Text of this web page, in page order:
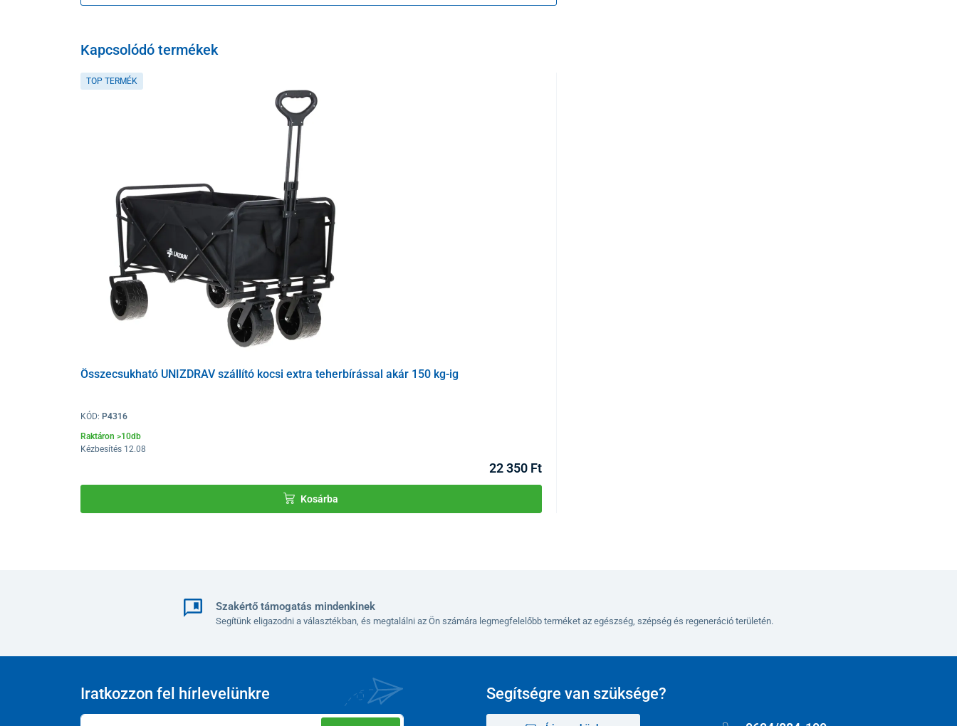
Kerekek, amelyek bármilyen felülettel megbirkóznak
Praktikus előnye a „click” rendszer, amely lehetővé teszi akerekek egyszerű leszerelését szerszám nélkül
helyen történő szállítás esetén.
Kapcsolódó termékek
TOP TERMÉK
Összecsukható UNIZDRAV szállító kocsi extra teherbírással akár 150 kg-ig
KÓD: P4316
Raktáron >10db
Kézbesítés 12.08
22 350 Ft
Kosárba
Szakértő támogatás mindenkinek
Segítünk eligazodni a választékban, és megtalálni az Ön számára legmegfelelőbb terméket az egészség, szépség és regeneráció területén.
Segítségre van szüksége?
Iratkozzon fel hírlevelünkre